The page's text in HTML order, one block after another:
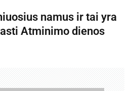
namus ir tai yra
Atminimo dienos